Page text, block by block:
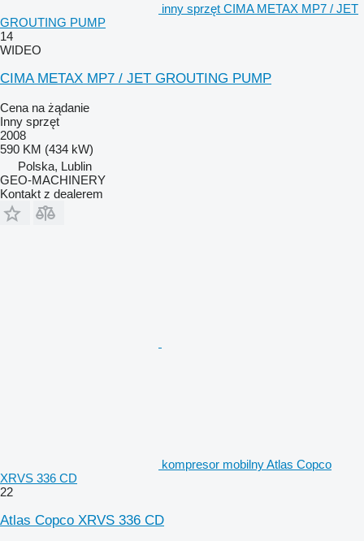
inny sprzęt CIMA METAX MP7 / JET
GROUTING PUMP
14
WIDEO
CIMA METAX MP7 / JET GROUTING PUMP
Cena na żądanie
Inny sprzęt
2008
590 KM (434 kW)
Polska, Lublin
GEO-MACHINERY
Kontakt z dealerem
kompresor mobilny Atlas Copco
XRVS 336 CD
22
Atlas Copco XRVS 336 CD